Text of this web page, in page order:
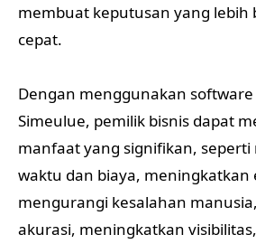
membuat keputusan yang lebih
cepat.
Dengan menggunakan software
Simeulue, pemilik bisnis dapat
manfaat yang signifikan,
waktu dan biaya, meningkatkan
mengurangi kesalahan
akurasi, meningkatkan